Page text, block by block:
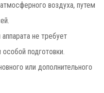
воздуха, путем
не требует
особой подготовки.
или дополнительного